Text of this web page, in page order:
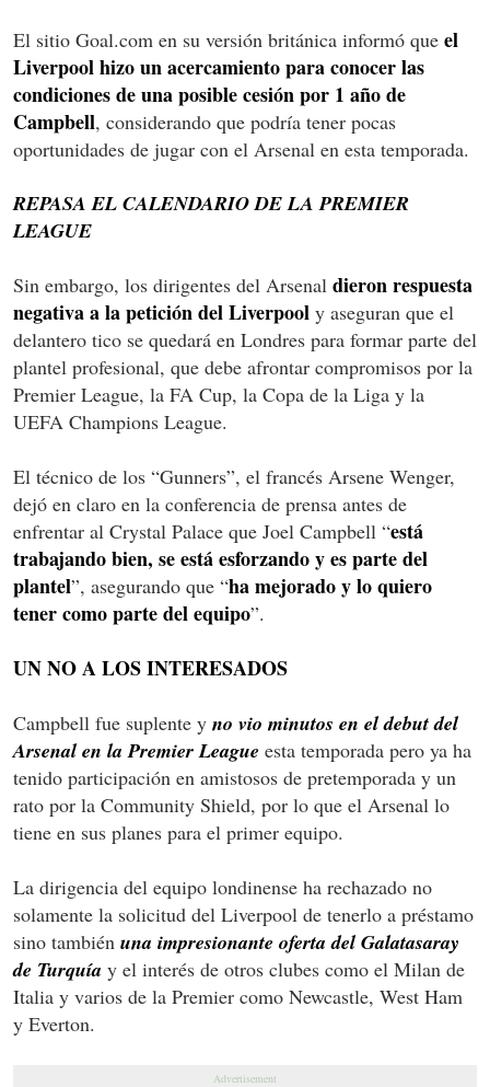
El sitio Goal.com en su versión británica informó que el
Liverpool hizo un acercamiento para conocer las
condiciones de una posible cesión por 1 año de
Campbell, considerando que podría tener pocas
oportunidades de jugar con el Arsenal en esta temporada.
REPASA EL CALENDARIO DE LA PREMIER
LEAGUE
Sin embargo, los dirigentes del Arsenal dieron respuesta
negativa a la petición del Liverpool y aseguran que el
delantero tico se quedará en Londres para formar parte del
plantel profesional, que debe afrontar compromisos por la
Premier League, la FA Cup, la Copa de la Liga y la
UEFA Champions League.
El técnico de los “Gunners”, el francés Arsene Wenger,
dejó en claro en la conferencia de prensa antes de
enfrentar al Crystal Palace que Joel Campbell “está
trabajando bien, se está esforzando y es parte del
plantel”, asegurando que “ha mejorado y lo quiero
tener como parte del equipo”.
UN NO A LOS INTERESADOS
Campbell fue suplente y no vio minutos en el debut del
Arsenal en la Premier League esta temporada pero ya ha
tenido participación en amistosos de pretemporada y un
rato por la Community Shield, por lo que el Arsenal lo
tiene en sus planes para el primer equipo.
La dirigencia del equipo londinense ha rechazado no
solamente la solicitud del Liverpool de tenerlo a préstamo
sino también una impresionante oferta del Galatasaray
de Turquía y el interés de otros clubes como el Milan de
Italia y varios de la Premier como Newcastle, West Ham
y Everton.